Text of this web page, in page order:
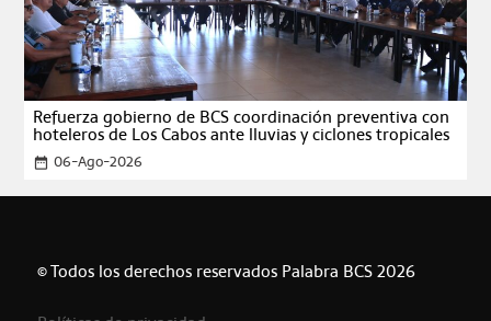
Refuerza gobierno de BCS coordinación preventiva con
hoteleros de Los Cabos ante lluvias y ciclones tropicales
date_range 06-Ago-2026
© Todos los derechos reservados Palabra BCS 2026